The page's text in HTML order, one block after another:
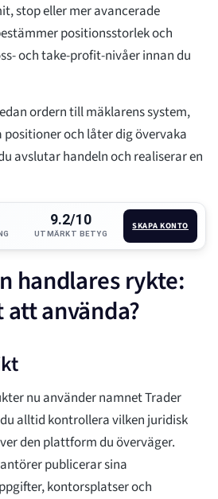
stop eller mer avancerade
positionsstorlek och
och take-profit-nivåer innan du
ordern till mäklarens system,
och låter dig övervaka
avslutar handeln och realiserar en
9.2/10
UTMÄRKT BETYG
SKAPA KONTO
handlares rykte:
använda?
nu använder namnet Trader
alltid kontrollera vilken juridisk
den plattform du överväger.
publicerar sina
kontorsplatser och